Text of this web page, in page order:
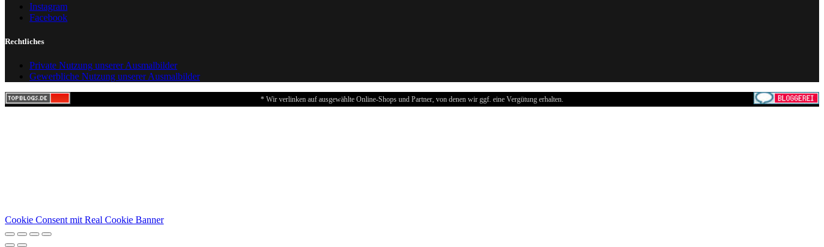
Instagram
Facebook
Rechtliches
Private Nutzung unserer Ausmalbilder
Gewerbliche Nutzung unserer Ausmalbilder
* Wir verlinken auf ausgewählte Online-Shops und Partner, von denen wir ggf. eine Vergütung erhalten.
Cookie Consent mit Real Cookie Banner